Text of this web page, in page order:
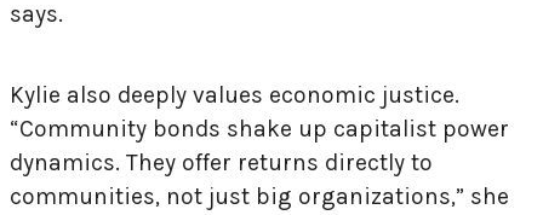
says.
Kylie also deeply values economic justice.
“Community bonds shake up capitalist power
dynamics. They offer returns directly to
communities, not just big organizations,” she